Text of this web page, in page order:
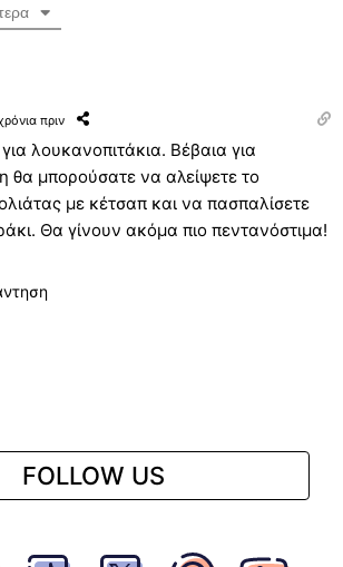
πριν
λουκανοπιτάκια. Βέβαια για
θα μπορούσατε να αλείψετε το
με κέτσαπ και να πασπαλίσετε
Θα γίνουν ακόμα πιο πεντανόστιμα!
FOLLOW US